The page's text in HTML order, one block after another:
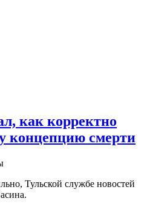
как корректно
концепцию смерти
Тульской службе новостей